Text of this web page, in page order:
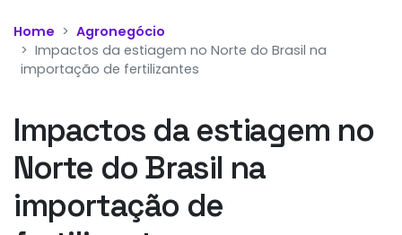
Home
Agronegócio
Impactos da estiagem no Norte do Brasil na
importação de fertilizantes
Impactos da estiagem no
Norte do Brasil na
importação de